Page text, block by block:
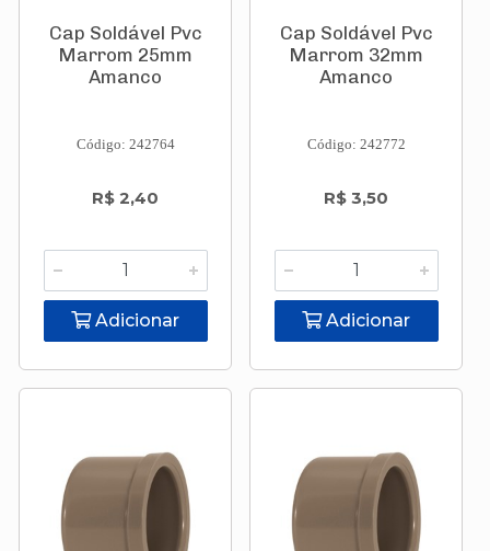
Cap Soldável Pvc
Marrom 25mm
Amanco
Código: 242764
R$ 2,40
Adicionar
Cap Soldável Pvc
Marrom 32mm
Amanco
Código: 242772
R$ 3,50
Adicionar